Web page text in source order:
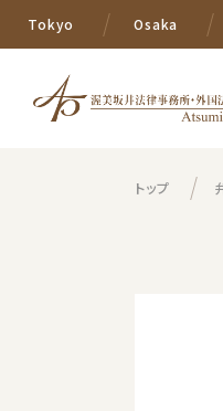
Tokyo Osaka
トップ